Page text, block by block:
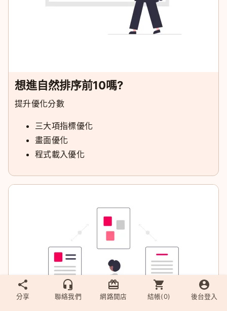
想進自然排序前10嗎?
提升優化分數
三大項指標優化
畫面優化
程式載入優化
分享 聯絡我們 網路開店 結帳(0) 後台登入